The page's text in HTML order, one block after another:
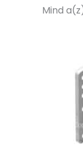
Mind